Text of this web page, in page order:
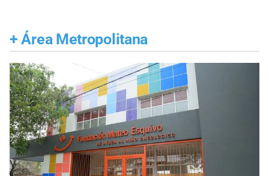
+ Área Metropolitana